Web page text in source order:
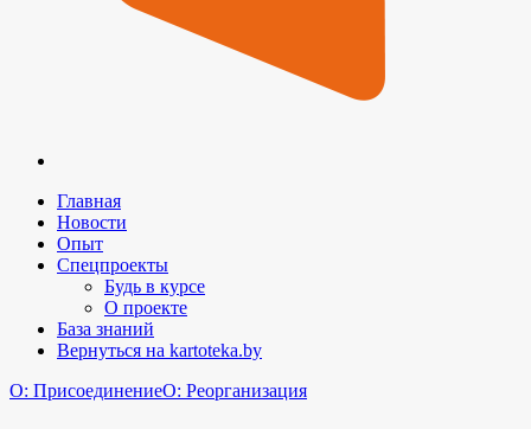
Главная
Новости
Опыт
Спецпроекты
Будь в курсе
О проекте
База знаний
Вернуться на kartoteka.by
O: ПрисоединениеO: Реорганизация